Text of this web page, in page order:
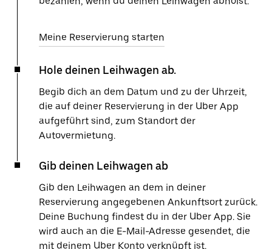
Meine Reservierung starten
Hole deinen Leihwagen ab.
Begib dich an dem Datum und zu der Uhrzeit,
die auf deiner Reservierung in der Uber App
aufgeführt sind, zum Standort der
Autovermietung.
Gib deinen Leihwagen ab
Gib den Leihwagen an dem in deiner
Reservierung angegebenen Ankunftsort zurück.
Deine Buchung findest du in der Uber App. Sie
wird auch an die E-Mail-Adresse gesendet, die
mit deinem Uber Konto verknüpft ist.